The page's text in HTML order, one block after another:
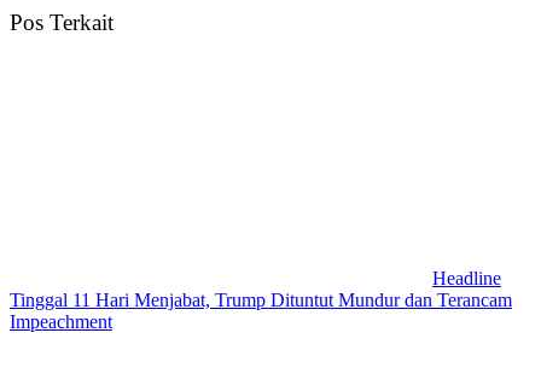
Pos Terkait
Headline
Tinggal 11 Hari Menjabat, Trump Dituntut Mundur dan Terancam
Impeachment